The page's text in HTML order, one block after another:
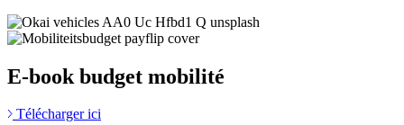
E-book budget mobilité
Télécharger ici